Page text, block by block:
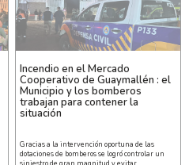
Incendio en el Mercado
Cooperativo de Guaymallén : el
Municipio y los bomberos
trabajan para contener la
situación
Gracias a la intervención oportuna de las
dotaciones de bomberos se logró controlar un
siniestro de gran magnitud y evitar